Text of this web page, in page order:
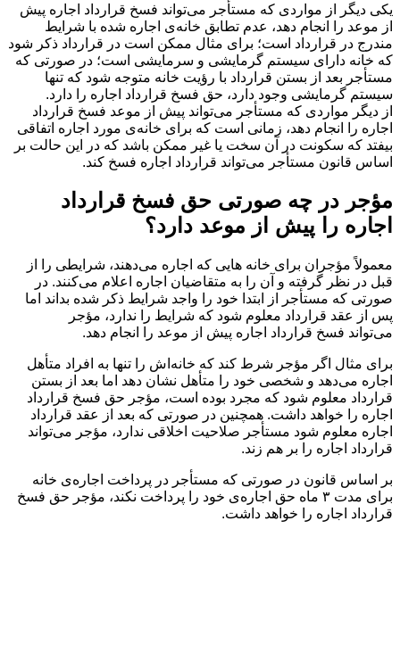
یکی دیگر از مواردی که مستأجر می‌تواند فسخ قرارداد اجاره پیش
از موعد را انجام دهد، عدم تطابق خانه‌ی اجاره شده با شرایط
مندرج در قرارداد است؛ برای مثال ممکن است در قرارداد ذکر شود
که خانه دارای سیستم گرمایشی و سرمایشی است؛ در صورتی که
مستأجر بعد از بستن قرارداد با رؤیت خانه متوجه شود که تنها
سیستم گرمایشی وجود دارد، حق فسخ قرارداد اجاره را دارد.
از دیگر مواردی که مستأجر می‌تواند پیش از موعد فسخ قرارداد
اجاره را انجام دهد، زمانی است که برای خانه‌ی مورد اجاره اتفاقی
بیفتد که سکونت در آن سخت یا غیر ممکن باشد که در این حالت بر
اساس قانون مستأجر می‌تواند قرارداد اجاره فسخ کند.
مؤجر در چه صورتی حق فسخ قرارداد
اجاره را پیش از موعد دارد؟
معمولاً مؤجران برای خانه هایی که اجاره می‌دهند، شرایطی را از
قبل در نظر گرفته و آن را به متقاضیان اجاره اعلام می‌کنند. در
صورتی که مستأجر از ابتدا خود را واجد شرایط ذکر شده بداند اما
پس از عقد قرارداد معلوم شود که شرایط را ندارد، مؤجر
می‌تواند فسخ قرارداد اجاره پیش از موعد را انجام دهد.
برای مثال اگر مؤجر شرط کند که خانه‌اش را تنها به افراد متأهل
اجاره می‌دهد و شخصی خود را متأهل نشان دهد اما بعد از بستن
قرارداد معلوم شود که مجرد بوده است، مؤجر حق فسخ قرارداد
اجاره را خواهد داشت. همچنین در صورتی که بعد از عقد قرارداد
اجاره معلوم شود مستأجر صلاحیت اخلاقی ندارد، مؤجر می‌تواند
قرارداد اجاره را بر هم زند.
بر اساس قانون در صورتی که مستأجر در پرداخت اجاره‌ی خانه
برای مدت ۳ ماه حق اجاره‌ی خود را پرداخت نکند، مؤجر حق فسخ
قرارداد اجاره را خواهد داشت.